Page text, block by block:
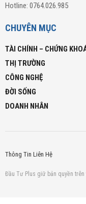
Hotline: 0764.026.985
CHUYÊN MỤC
TÀI CHÍNH – CHỨNG
THỊ TRƯỜNG
CÔNG NGHỆ
ĐỜI SỐNG
DOANH NHÂN
Thông Tin Liên Hệ
Đầu Tư Plus giữ bản quyền trên